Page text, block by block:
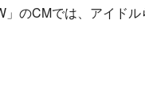
」のCMでは、アイド